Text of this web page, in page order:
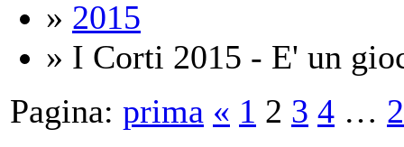
» 2015
» I Corti 2015 - E' un
Pagina: prima « 1 2 3 4 …